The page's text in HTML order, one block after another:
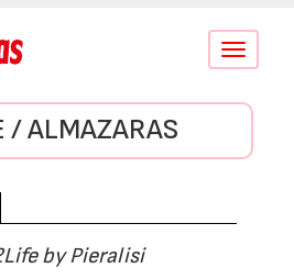
Conmutar
/ ALMAZARAS
by Pieralisi